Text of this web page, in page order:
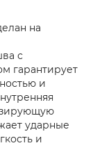
на
с
гарантирует
и
ударные
и